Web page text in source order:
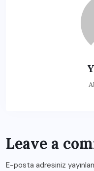
Leave a
E-posta adresiniz